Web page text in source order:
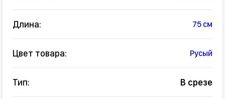
Длина: 75 см
Цвет товара: Русый
Тип: В срезе